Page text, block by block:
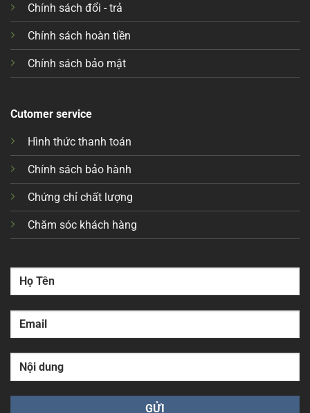
Chính sách đổi - trả
Chính sách hoàn tiền
Chính sách bảo mật
Cutomer service
Hình thức thanh toán
Chính sách bảo hành
Chứng chỉ chất lượng
Chăm sóc khách hàng